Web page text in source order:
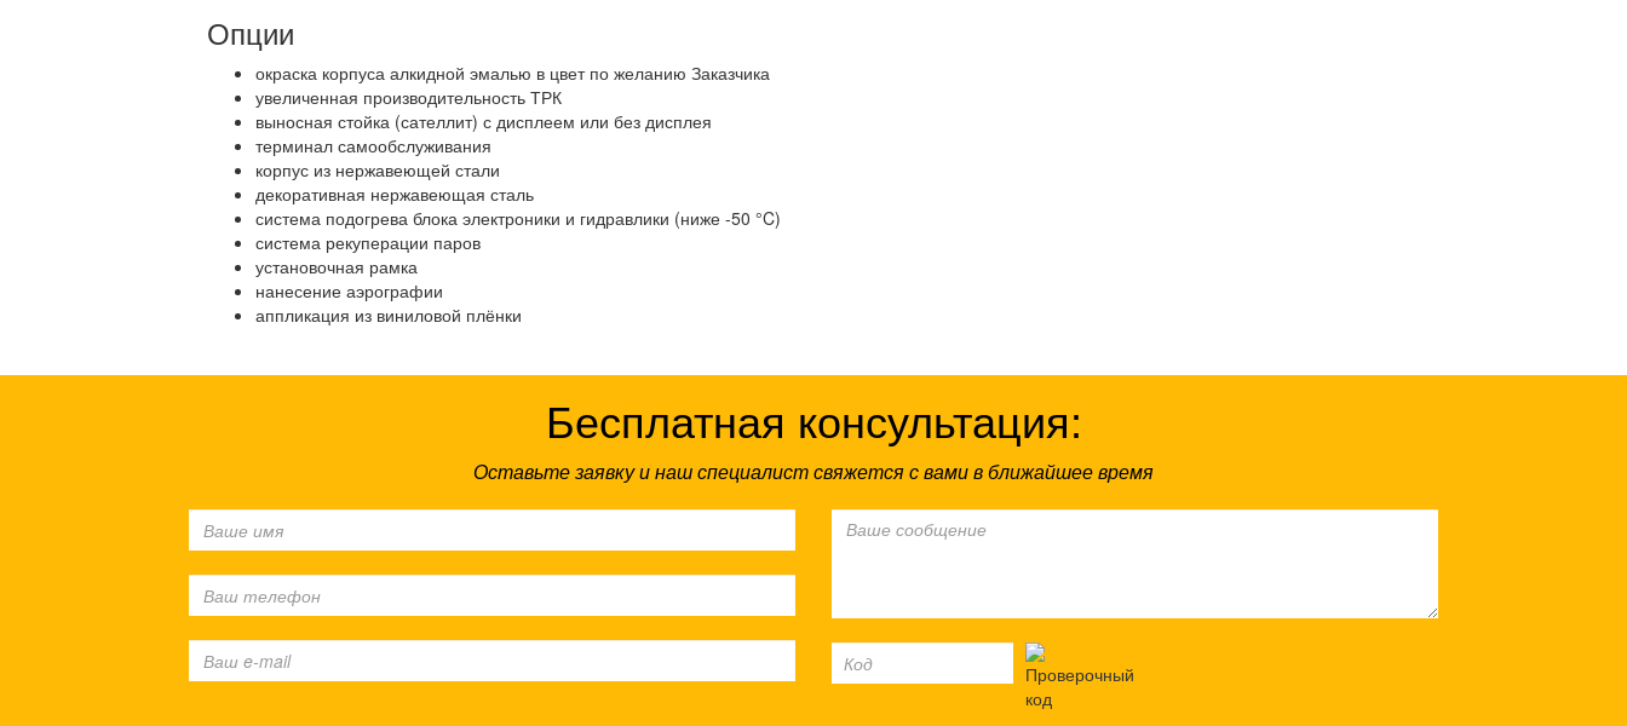
Опции
окраска корпуса алкидной эмалью в цвет по желанию Заказчика
увеличенная производительность ТРК
выносная стойка (сателлит) с дисплеем или без дисплея
терминал самообслуживания
корпус из нержавеющей стали
декоративная нержавеющая сталь
система подогрева блока электроники и гидравлики (ниже -50 °C)
система рекуперации паров
установочная рамка
нанесение аэрографии
аппликация из виниловой плёнки
Бесплатная консультация:
Оставьте заявку и наш специалист свяжется с вами в ближайшее время